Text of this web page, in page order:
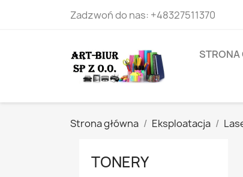
Zadzwoń do nas: +48327511370
STRONA
Strona główna Eksploatacja
TONERY